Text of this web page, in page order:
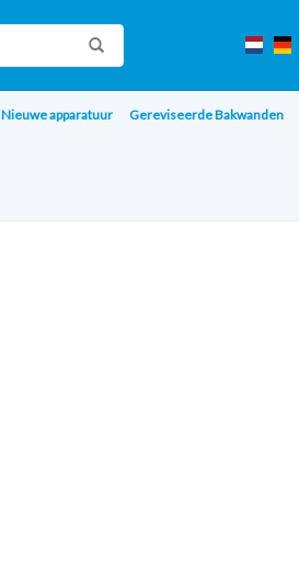
Nieuwe apparatuur Gereviseerde Bakwanden